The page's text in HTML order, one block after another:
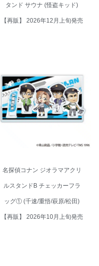
タンド サウナ (怪盗キッド)
【再販】 2026年12月上旬発売
名探偵コナン ジオラマアクリル
スタンドB チェッカーフラッグ
① (千速/重悟/萩原/松田)【再販】
2026年10月上旬発売
名探偵コナン ジオラマアクリ
ルスタンドB チェッカーフラ
ッグ① (千速/重悟/萩原/松田)
【再販】 2026年10月上旬発売